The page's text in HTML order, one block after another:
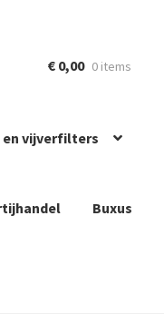
€ 0,00 0 items
en vijverfilters
Buxus